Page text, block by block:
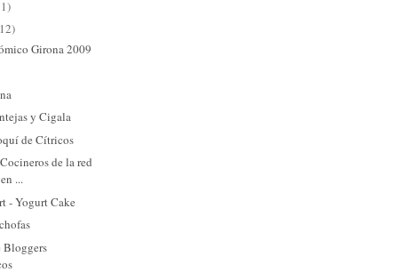
Girona 2009
y Cigala
de Cítricos
de la red
...
- Yogurt Cake
Bloggers